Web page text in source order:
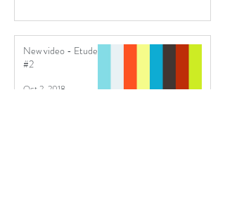
New video - Etude
#2
Oct 2, 2018